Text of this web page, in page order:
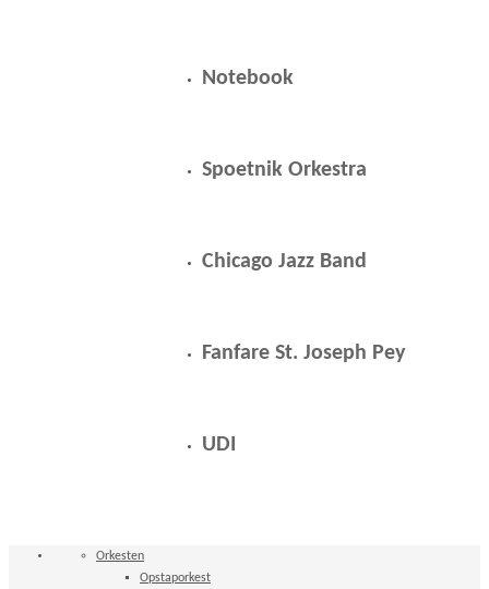
Notebook
Spoetnik Orkestra
Chicago Jazz Band
Fanfare St. Joseph Pey
UDI
Orkesten
Opstaporkest